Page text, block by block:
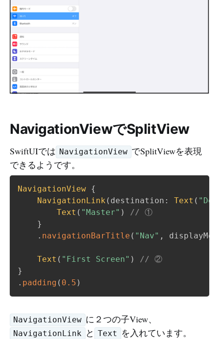
NavigationViewでSplitView
SwiftUIでは NavigationView でSplitViewを表現
できるようです。
NavigationView {
NavigationLink ( destination : Text (
Text ( "Master" )
// ①
}
. navigationBarTitle ( "Nav" ,
Text ( "First Screen" )
// ②
}
. padding ( 0.5 )
NavigationView に２つの子View、
NavigationLink と Text
を入れています。